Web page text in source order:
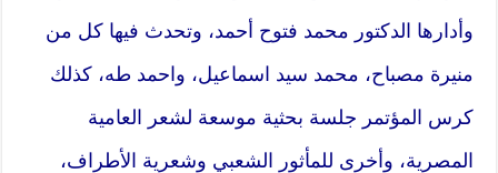
وأدارها الدكتور محمد فتوح أحمد، وتحدث فيها كل من
منيرة مصباح، محمد سيد اسماعيل، واحمد طه، كذلك
كرس المؤتمر جلسة بحثية موسعة لشعر العامية
المصرية، وأخرى للمأثور الشعبي وشعرية الأطراف،